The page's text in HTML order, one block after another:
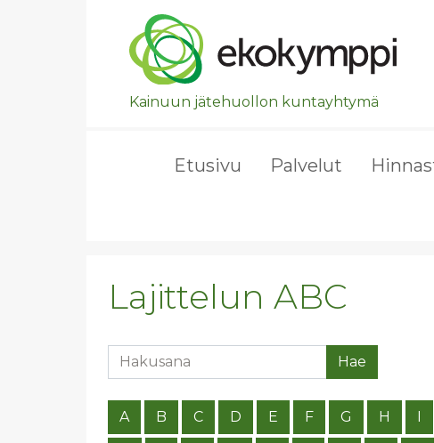
Ohita valikko, siirry suoraan pääsisältöön.
Kainuun jätehuollon kuntayhtymä
Etusivu Palvelut
Lajittelun ABC
Hakusana Hae
A B C D E F G H I